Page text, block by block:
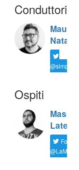
Conduttori
Natali
Ospiti
Latella
Follow